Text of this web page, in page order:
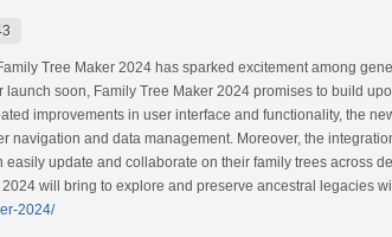
Tree Maker 2024 has sparked excitement among
soon, Family Tree Maker 2024 promises to build
improvements in user interface and functionality, the
and data management. Moreover, the
update and collaborate on their family trees across
will bring to explore and preserve ancestral legacies
2024/